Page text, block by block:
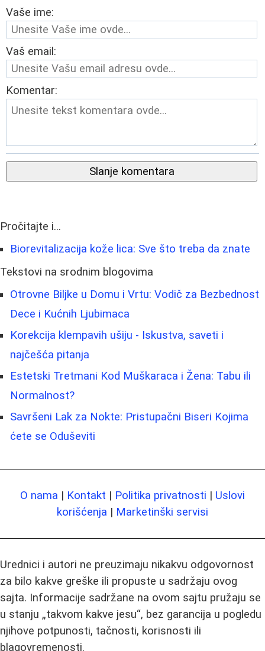
Vaše ime:
Vaš email:
Komentar:
Slanje komentara
Pročitajte i...
Biorevitalizacija kože lica: Sve što treba da znate
Tekstovi na srodnim blogovima
Otrovne Biljke u Domu i Vrtu: Vodič za Bezbednost
Dece i Kućnih Ljubimaca
Korekcija klempavih ušiju - Iskustva, saveti i
najčešća pitanja
Estetski Tretmani Kod Muškaraca i Žena: Tabu ili
Normalnost?
Savršeni Lak za Nokte: Pristupačni Biseri Kojima
ćete se Oduševiti
O nama | Kontakt | Politika privatnosti | Uslovi
korišćenja | Marketinški servisi
Urednici i autori ne preuzimaju nikakvu odgovornost
za bilo kakve greške ili propuste u sadržaju ovog
sajta. Informacije sadržane na ovom sajtu pružaju se
u stanju „takvom kakve jesu“, bez garancija u pogledu
njihove potpunosti, tačnosti, korisnosti ili
blagovremenosti.